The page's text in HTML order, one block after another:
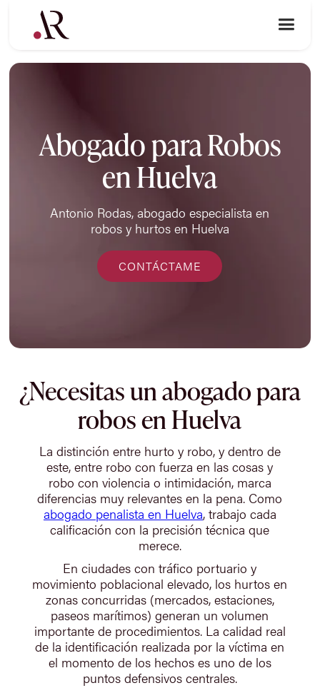
Abogado para Robos
en Huelva
Antonio Rodas, abogado especialista en
robos y hurtos en Huelva
CONTÁCTAME
¿Necesitas un abogado para
robos en Huelva
La distinción entre hurto y robo, y dentro de
este, entre robo con fuerza en las cosas y
robo con violencia o intimidación, marca
diferencias muy relevantes en la pena. Como
abogado penalista en Huelva, trabajo cada
calificación con la precisión técnica que
merece.
En ciudades con tráfico portuario y
movimiento poblacional elevado, los hurtos en
zonas concurridas (mercados, estaciones,
paseos marítimos) generan un volumen
importante de procedimientos. La calidad real
de la identificación realizada por la víctima en
el momento de los hechos es uno de los
puntos defensivos centrales.